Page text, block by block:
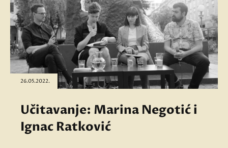
26.05.2022.
Učitavanje: Marina Negotić i
Ignac Ratković